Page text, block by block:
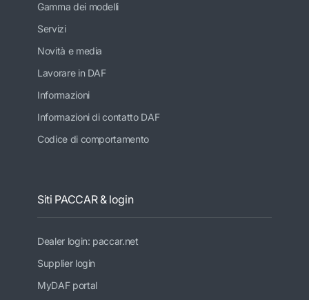
Gamma dei modelli
Servizi
Novità e media
Lavorare in DAF
Informazioni
Informazioni di contatto DAF
Codice di comportamento
Siti PACCAR & login
Dealer login: paccar.net
Supplier login
MyDAF portal